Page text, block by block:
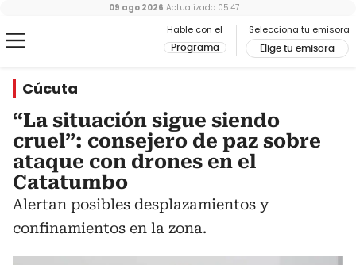
Hable con el
Programa
Selecciona tu emisora
Elige tu emisora
09 ago 2026 Actualizado 05:47
Cúcuta
“La situación sigue siendo
cruel”: consejero de paz sobre
ataque con drones en el
Catatumbo
Alertan posibles desplazamientos y
confinamientos en la zona.